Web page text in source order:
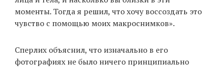
моменты. Тогда я решил, что хочу воссоздать это
чувство с помощью моих макроснимков».
Сперлих объяснил, что изначально в его
фотографиях не было ничего принципиально